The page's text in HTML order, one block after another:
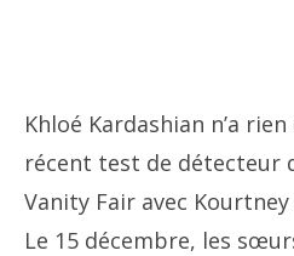
Khloé Kardashian n’a rien
récent test de détecteur
Vanity Fair avec
Le 15 décembre, les